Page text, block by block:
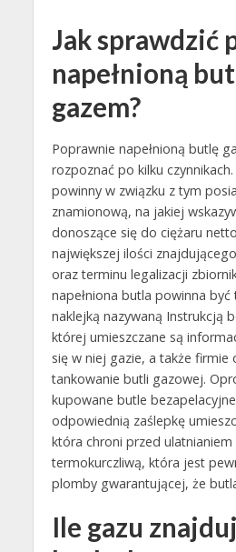
Jak sprawdzić
napełnioną
gazem?
Poprawnie napełnioną butlę
rozpoznać po kilku
powinny w związku z tym
znamionową, na jakiej
donoszące się do ciężaru
największej ilości
oraz terminu legalizacji
napełniona butla powinna
naklejką nazywaną Instrukcją
której umieszczane są
się w niej gazie, a także firmie
tankowanie butli gazowej.
kupowane butle
odpowiednią zaślepkę
która chroni przed
termokurczliwą, która jest
plomby gwarantującej, że
Ile gazu